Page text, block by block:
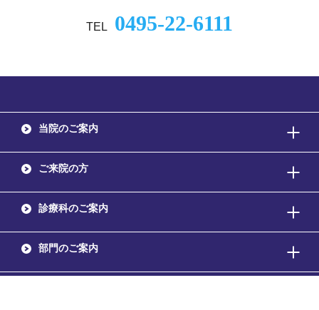
TEL 0495-22-6111
当院のご案内
ご来院の方
診療科のご案内
部門のご案内